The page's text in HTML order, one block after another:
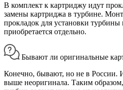
В комплект к картриджу идут
замены картриджа в турбине.
прокладок для установки турбины
приобретается отдельно.
Бывают ли оригинальные
Конечно, бывают, но не в России.
выше неоригинала. Таким